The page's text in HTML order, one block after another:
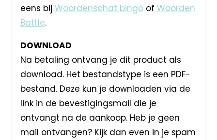
eens bij Woordenschat bingoof Woorden
Battle.
DOWNLOAD
Na betaling ontvang je dit product als
download. Het bestandstype is een PDF-
bestand. Deze kun je downloaden via de
link in de bevestigingsmail die je
ontvangt na de aankoop. Heb je geen
mail ontvangen? Kijk dan even in je spam